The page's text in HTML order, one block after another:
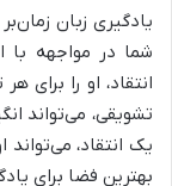
یادگیری زبان
شما در مواجهه با
انتقاد، او را
تشویقی، می‌تواند
یک انتقاد،
بهترین فضا برای